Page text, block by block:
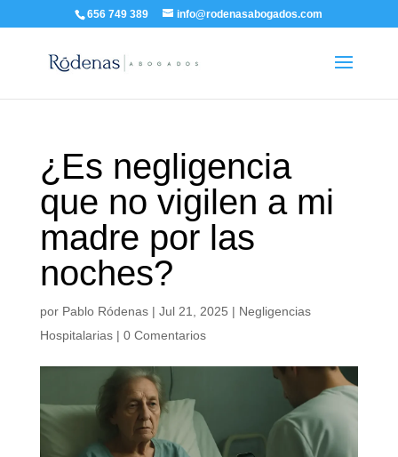
656 749 389 info@rodenasabogados.com
¿Es negligencia
que no vigilen a mi
madre por las
noches?
por Pablo Ródenas| Jul 21, 2025 | Negligencias
Hospitalarias| 0 Comentarios